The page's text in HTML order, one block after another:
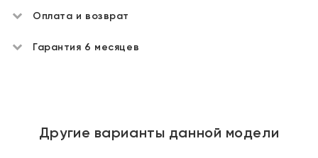
Оплата и возврат
Гарантия 6 месяцев
Другие варианты данной модели